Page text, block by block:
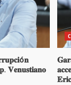
𝐕𝐞𝐧𝐮𝐬𝐭𝐢𝐚𝐧𝐨